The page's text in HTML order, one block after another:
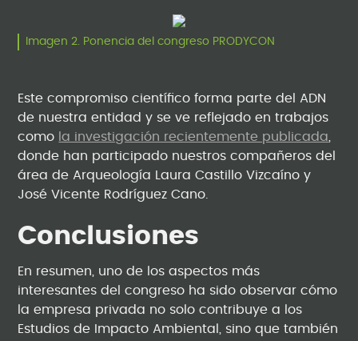
Imagen 2. Ponencia del congreso PRODYCON
Este compromiso científico forma parte del ADN
de nuestra entidad y se ve reflejado en trabajos
como la investigación recientemente publicada
donde han participado nuestros compañeros del
área de Arqueología Laura Castillo Vizcaíno y
José Vicente Rodríguez Cano.
Conclusiones
En resumen, uno de los aspectos más
interesantes del congreso ha sido observar cómo
la empresa privada no solo contribuye a los
Estudios de Impacto Ambiental, sino que también